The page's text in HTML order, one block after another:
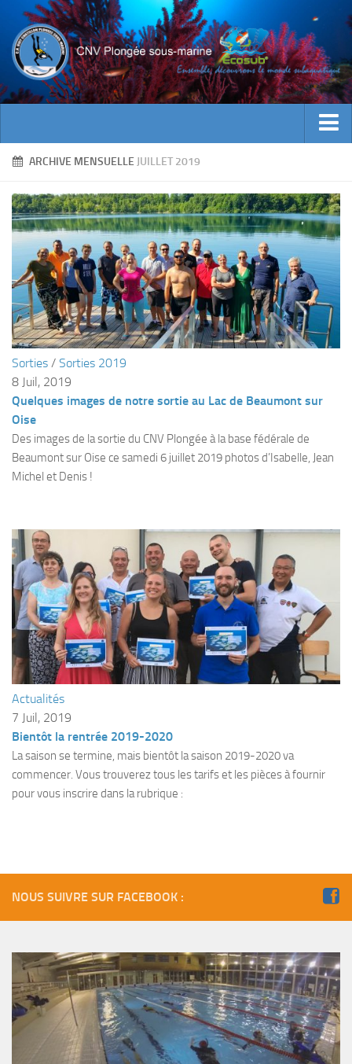
ACTUALITES
INFOS CNV
Bienvenue
Contacts
Documents utiles
Encadrement
Historique
ECOLE DE PLONGEE
Jeune plongeur
Plongeur N1
Plongeur N3
Maintien des acquis
Guide de palanquée N4
Initiateur
Moniteur Fédéral
Organisation
Responsables
Sorties techniques
SORTIES
Sorties 2024
Sorties 2023
Sorties 2021
Sorties 2020
Sorties 2019
Sorties 2018
sorties 2017
ARCHIVE MENSUELLE JUILLET 2019
Sorties / Sorties 2019
8 Juil, 2019
Quelques images de notre sortie au Lac de Beaumont sur
Oise
Des images de la sortie du CNV Plongée à la base fédérale de
Beaumont sur Oise ce samedi 6 juillet 2019 photos d’Isabelle, Jean
Michel et Denis !
Actualités
7 Juil, 2019
Bientôt la rentrée 2019-2020
La saison se termine, mais bientôt la saison 2019-2020 va
commencer. Vous trouverez tous les tarifs et les pièces à fournir
pour vous inscrire dans la rubrique :
NOUS SUIVRE SUR FACEBOOK :